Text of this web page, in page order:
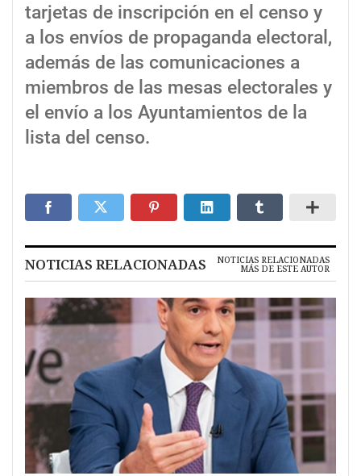
tarjetas de inscripción en el censo y
a los envíos de propaganda electoral,
además de las comunicaciones a
miembros de las mesas electorales y
el envío a los Ayuntamientos de la
lista del censo.
NOTICIAS RELACIONADAS NOTICIAS RELACIONADAS
MÁS DE ESTE AUTOR